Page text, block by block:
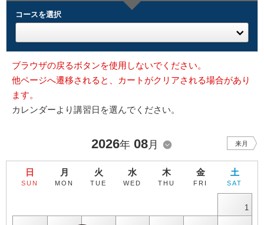
コースを選択
ブラウザの戻るボタンを使用しないでください。
他ページへ遷移されると、カートがクリアされる場合があり
ます。
カレンダーより講習日を選んでください。
2026年 08月 来月
日
SUN
月
MON
火
TUE
水
WED
木
THU
金
FRI
土
SAT
1